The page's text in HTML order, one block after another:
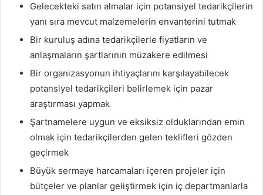
Gelecekteki satın almalar için potansiyel tedarikçilerin
yanı sıra mevcut malzemelerin envanterini tutmak
Bir kuruluş adına tedarikçilerle fiyatların ve
anlaşmaların şartlarının müzakere edilmesi
Bir organizasyonun ihtiyaçlarını karşılayabilecek
potansiyel tedarikçileri belirlemek için pazar
araştırması yapmak
Şartnamelere uygun ve eksiksiz olduklarından emin
olmak için tedarikçilerden gelen teklifleri gözden
geçirmek
Büyük sermaye harcamaları içeren projeler için
bütçeler ve planlar geliştirmek için iç departmanlarla